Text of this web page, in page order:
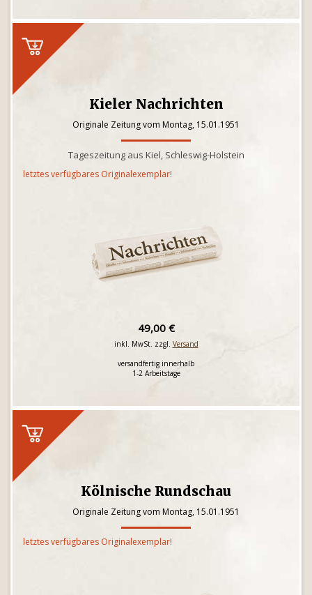
Kieler Nachrichten
Originale Zeitung vom Montag, 15.01.1951
Tageszeitung aus Kiel, Schleswig-Holstein
letztes verfügbares Originalexemplar!
49,00 €
inkl. MwSt. zzgl. Versand
versandfertig innerhalb
1-2 Arbeitstage
Kölnische Rundschau
Originale Zeitung vom Montag, 15.01.1951
letztes verfügbares Originalexemplar!